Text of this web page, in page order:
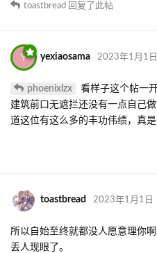
toastbread 回复了此帖
Y yexiaosama 2023年1月1日
phoenixlzx
看样子这个帖一
建筑前口无遮拦还没有一点自己
道这位有这么多的丰功伟绩，真是
toastbread 2023年1月1日
所以自始至终就都没人愿意理你
丢人现眼了。